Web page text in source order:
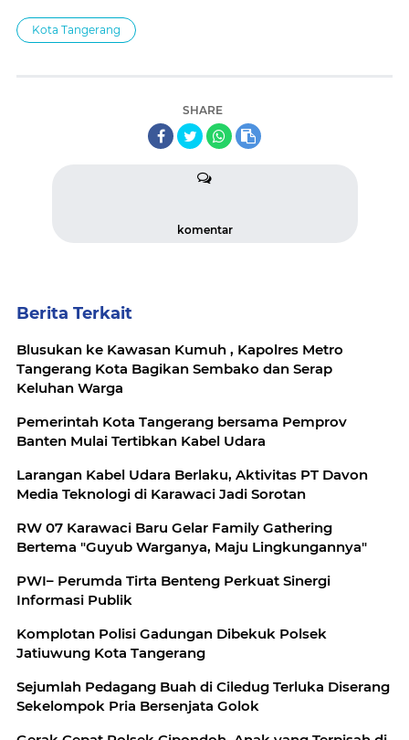
Kota Tangerang
SHARE
komentar
Berita Terkait
Blusukan ke Kawasan Kumuh , Kapolres Metro
Tangerang Kota Bagikan Sembako dan Serap
Keluhan Warga
Pemerintah Kota Tangerang bersama Pemprov
Banten Mulai Tertibkan Kabel Udara
Larangan Kabel Udara Berlaku, Aktivitas PT Davon
Media Teknologi di Karawaci Jadi Sorotan
RW 07 Karawaci Baru Gelar Family Gathering
Bertema "Guyub Warganya, Maju Lingkungannya"
PWI– Perumda Tirta Benteng Perkuat Sinergi
Informasi Publik
Komplotan Polisi Gadungan Dibekuk Polsek
Jatiuwung Kota Tangerang
Sejumlah Pedagang Buah di Ciledug Terluka Diserang
Sekelompok Pria Bersenjata Golok